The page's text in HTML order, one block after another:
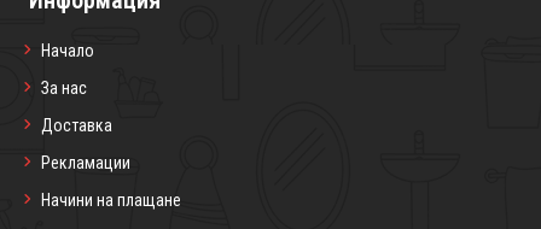
Начало
За нас
Доставка
Рекламации
Начини на плащане